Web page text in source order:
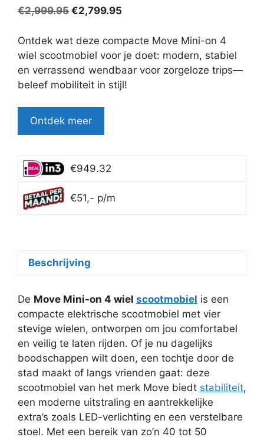
€2,999.95 Oorspronkelijke
was:
€2,999.95.
€2,799.95
is:
€2,799.95.
Ontdek wat deze compacte Move Mini-on 4
wiel scootmobiel voor je doet: modern, stabiel
en verrassend wendbaar voor zorgeloze trips—
beleef mobiliteit in stijl!
Ontdek meer
€949.32
€51,- p/m
Beschrijving
De Move Mini-on 4 wiel scootmobiel is een
compacte elektrische scootmobiel met vier
stevige wielen, ontworpen om jou comfortabel
en veilig te laten rijden. Of je nu dagelijks
boodschappen wilt doen, een tochtje door de
stad maakt of langs vrienden gaat: deze
scootmobiel van het merk Move biedt stabiliteit,
een moderne uitstraling en aantrekkelijke
extra’s zoals LED-verlichting en een verstelbare
stoel. Met een bereik van zo’n 40 tot 50